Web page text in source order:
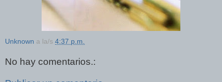
Unknown a la/s 4:37 p.m.
No hay comentarios.: